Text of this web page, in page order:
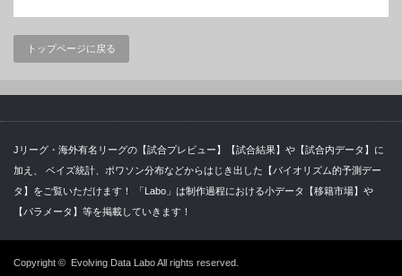
トップページに戻る
Jリーグ・海外有名リーグの【試合プレビュー】【試合結果】や【試合内データ】に
加え、 ベイズ統計、ポワソン分布などからはじき出した【バイオリズム的予測デー
タ】をご覧いただけます！ 「Labo」は制作過程における小データ【移籍市場】や
【パラメータ】等を掲載していきます！
Copyright © Evolving Data LaboAll rights reserved.